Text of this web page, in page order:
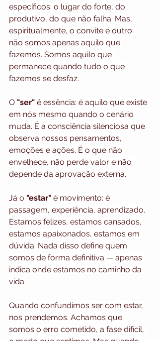
específicos: o lugar do forte, do
produtivo, do que não falha. Mas,
espiritualmente, o convite é outro:
não somos apenas aquilo que
fazemos. Somos aquilo que
permanece quando tudo o que
fazemos se desfaz.
O "ser" é essência: é aquilo que existe
em nós mesmo quando o cenário
muda. É a consciência silenciosa que
observa nossos pensamentos,
emoções e ações. É o que não
envelhece, não perde valor e não
depende da aprovação externa.
Já o "estar" é movimento: é
passagem, experiência, aprendizado.
Estamos felizes, estamos cansados,
estamos apaixonados, estamos em
dúvida. Nada disso define quem
somos de forma definitiva — apenas
indica onde estamos no caminho da
vida.
Quando confundimos ser com estar,
nos prendemos. Achamos que
somos o erro cometido, a fase difícil,